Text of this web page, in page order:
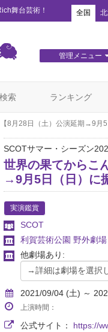
舞台芸術！ 全国
管理メニュー
検索 ランキング
8月28日（土）公演延期→9月5
SCOTサマー・シーズン
世界の果てからこ
→9月5日（日）に
実演鑑賞
SCOT
利賀芸術公園 野外劇場
他劇場あり:
2021/09/04 (土) ～
上演時間：
公式サイト： https://